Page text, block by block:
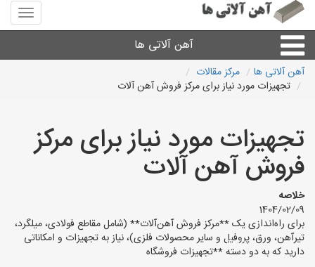
منوی
سایت
آلاتی
آهن آلاتی ها
میلگرد نبشی،مفتول
ورق
لوله و اتصالات
سایر آهن آلات
آهن آلاتی های شهرها
آهن آلاتی ها
مرکز مقالات
تجهیزات مورد نیاز برای مرکز فروش آهن آلات
تجهیزات مورد نیاز برای مرکز
فروش آهن آلات
خلاصه
1404/02/09
برای راه‌اندازی یک **مرکز فروش آهن‌آلات** (شامل مقاطع فولادی، میلگرد،
تیرآهن، ورق، پروفیل و سایر محصولات فلزی)، نیاز به تجهیزات و امکاناتی
دارید که به دو دسته **تجهیزات فروشگاه